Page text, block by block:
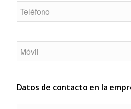
Datos de contacto en la